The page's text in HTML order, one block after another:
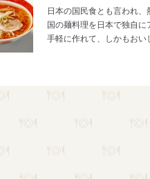
日本の国民食とも言われ
国の麺料理を日本で独自
手軽に作れて、しかもおい